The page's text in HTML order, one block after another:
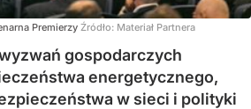
Premierzy Źródło: Materiał Partnera
gospodarczych
energetycznego,
w sieci i polityki